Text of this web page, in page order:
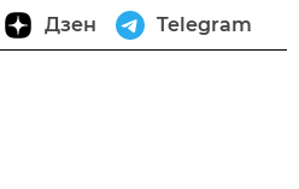
Дзен Telegram